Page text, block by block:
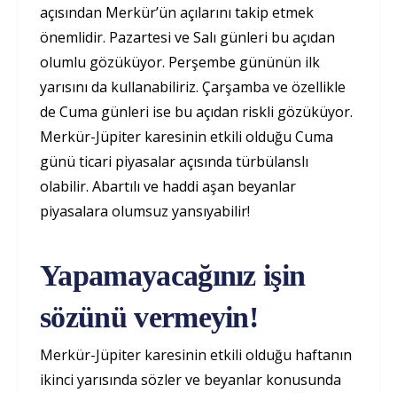
açısından Merkür’ün açılarını takip etmek
önemlidir. Pazartesi ve Salı günleri bu açıdan
olumlu gözüküyor. Perşembe gününün ilk
yarısını da kullanabiliriz. Çarşamba ve özellikle
de Cuma günleri ise bu açıdan riskli gözüküyor.
Merkür-Jüpiter karesinin etkili olduğu Cuma
günü ticari piyasalar açısında türbülanslı
olabilir. Abartılı ve haddi aşan beyanlar
piyasalara olumsuz yansıyabilir!
Yapamayacağınız işin
sözünü vermeyin!
Merkür-Jüpiter karesinin etkili olduğu haftanın
ikinci yarısında sözler ve beyanlar konusunda